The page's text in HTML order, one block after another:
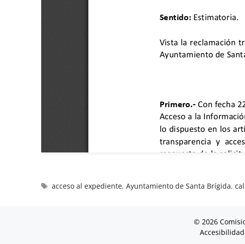
acceso al expediente,Ayuntamiento de Santa Brígida,
© 2026
Accesibilidad